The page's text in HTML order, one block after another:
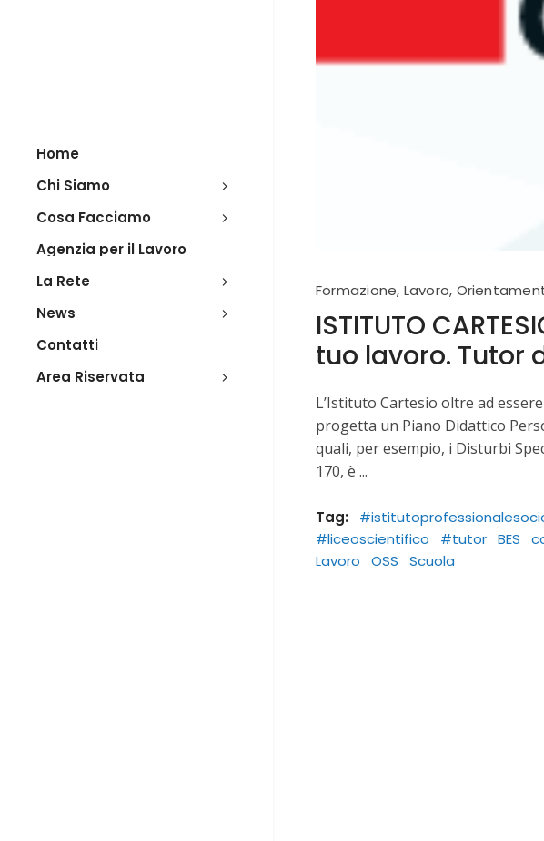
Home
Chi Siamo
Cosa Facciamo
Agenzia per il Lavoro
La Rete
News
Contatti
Area Riservata
Formazione, Lavoro,
ISTITUTO
tuo lavoro. Tutor
L’Istituto Cartesio oltre ad
progetta un Piano Didattico
quali, per esempio, i Disturbi
170, è
Tag:
#liceoscientifico
#tutor BES
Lavoro
OSS Scuola